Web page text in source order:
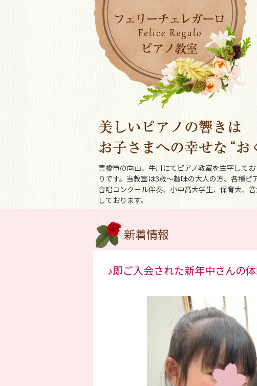
豊橋市の向山、牛川にてピアノ教室を主宰して
りです。当教室は3歳～趣味の大人の方、各種ピ
合唱コンクール伴奏、小中高大学生、保育大、
しております。
新着情報
♪即ご入会された新年中さんの